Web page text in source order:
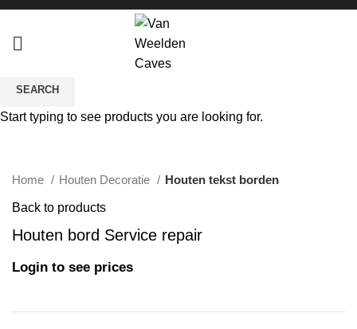
Home Houten Decoratie Houten tekst borden
Back to products
Houten bord Service repair
Login to see prices
SEARCH
Start typing to see products you are looking for.